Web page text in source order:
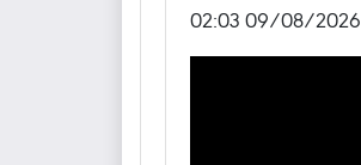
02:03 09/08/2026